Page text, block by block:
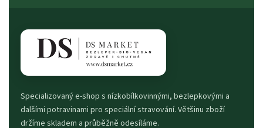
Specializovaný e-shop s nízkobílkovinnými, bezlepkovými a
dalšími potravinami pro speciální stravování. Většinu zboží
držíme skladem a průběžně odesíláme.